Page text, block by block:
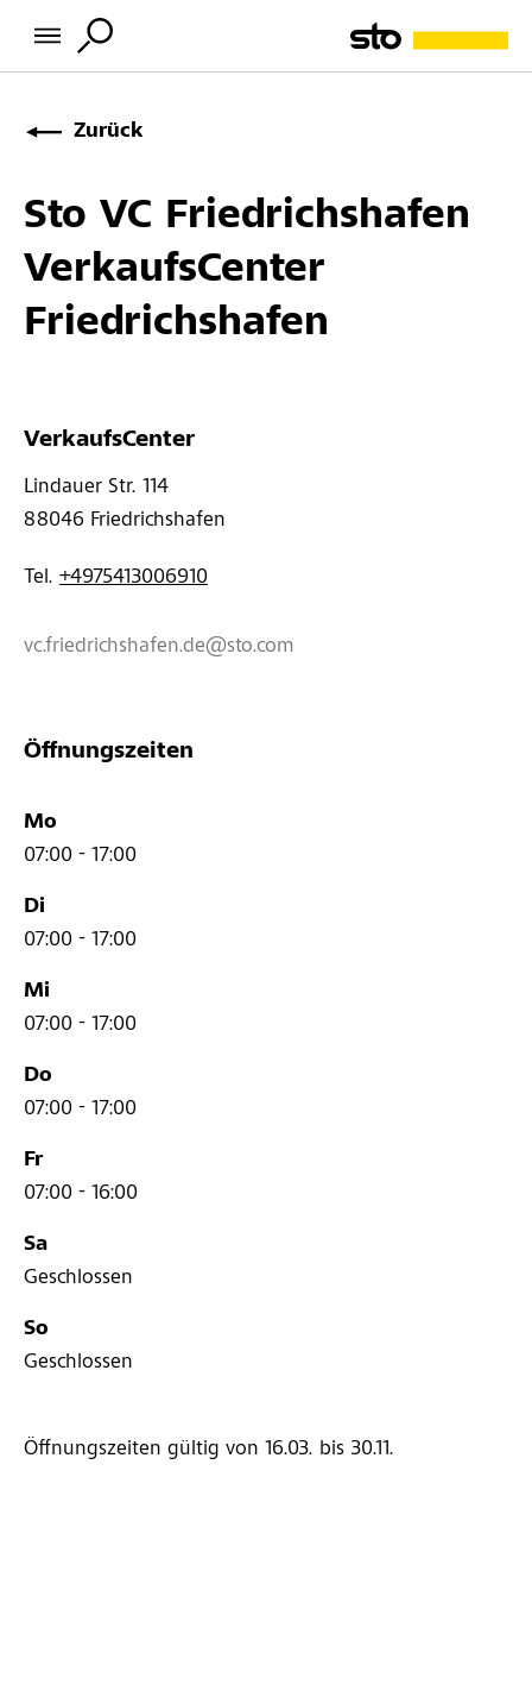
Zurück
Sto VC Friedrichshafen
VerkaufsCenter
Friedrichshafen
VerkaufsCenter
Lindauer Str. 114
88046 Friedrichshafen
Tel. +4975413006910
vc.friedrichshafen.de@sto.com
Öffnungszeiten
Mo
07:00 - 17:00
Di
07:00 - 17:00
Mi
07:00 - 17:00
Do
07:00 - 17:00
Fr
07:00 - 16:00
Sa
Geschlossen
So
Geschlossen
Öffnungszeiten gültig von 16.03. bis 30.11.